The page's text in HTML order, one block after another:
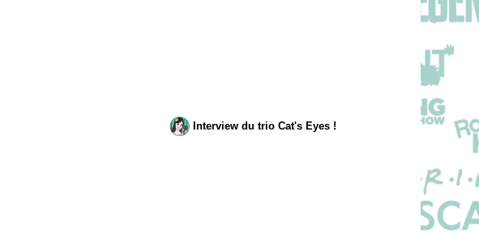
Interview du trio Cat's Eyes !